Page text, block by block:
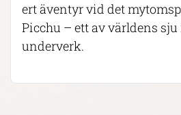
ert äventyr vid det
Picchu – ett av världens
underverk.